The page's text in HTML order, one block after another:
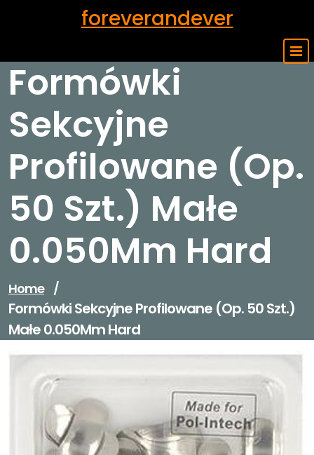
foreverandever
Formówki
Sekcyjne
Profilowane (Op.
50 Szt.) Małe
0.050Mm Hard
Home /
Formówki Sekcyjne Profilowane (Op. 50 Szt.)
Małe 0.050Mm Hard